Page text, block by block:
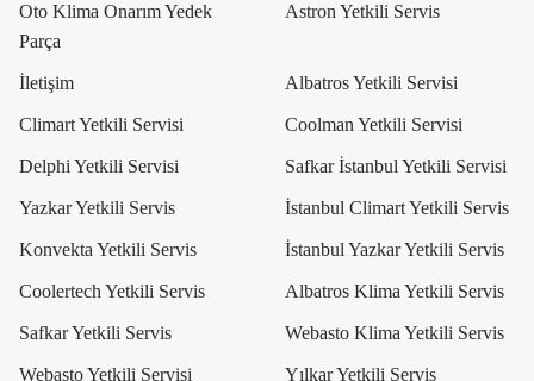
Oto Klima Onarım Yedek
Parça
Astron Yetkili Servis
İletişim Albatros Yetkili Servisi
Climart Yetkili Servisi Coolman Yetkili Servisi
Delphi Yetkili Servisi Safkar İstanbul Yetkili Servisi
Yazkar Yetkili Servis İstanbul Climart Yetkili Servis
Konvekta Yetkili Servis İstanbul Yazkar Yetkili Servis
Coolertech Yetkili Servis Albatros Klima Yetkili Servis
Safkar Yetkili Servis Webasto Klima Yetkili Servis
Webasto Yetkili Servisi Yılkar Yetkili Servis